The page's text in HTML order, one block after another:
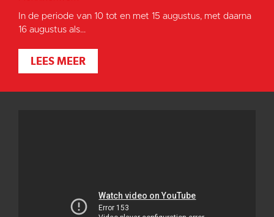
In de periode van 10 tot en met 15 augustus, met daarna
16 augustus als...
LEES MEER